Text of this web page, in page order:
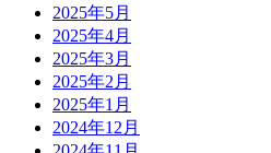
2025年5月
2025年4月
2025年3月
2025年2月
2025年1月
2024年12月